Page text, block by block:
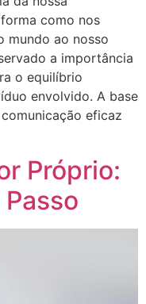
como nos
mundo ao nosso
a importância
o equilíbrio
envolvido. A base
eficaz
Próprio: